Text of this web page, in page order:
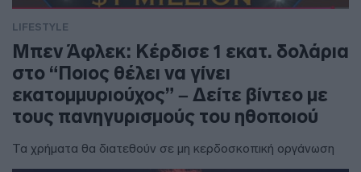
LIFESTYLE
Μπεν Άφλεκ: Κέρδισε 1 εκατ. δολάρια
στο “Ποιος θέλει να γίνει
εκατομμυριούχος” – Δείτε βίντεο με
τους πανηγυρισμούς του ηθοποιού
Τα χρήματα θα διατεθούν σε μη κερδοσκοπική οργάνωση